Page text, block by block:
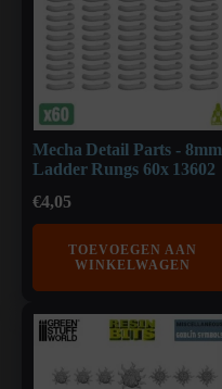
Mecha Detail Parts - 8mm
Ladder Rungs 60x 13602
€4,05
TOEVOEGEN AAN
WINKELWAGEN